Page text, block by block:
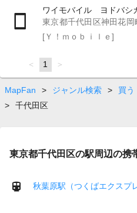
ワイモバイル ヨドバシカ
東京都千代田区神田花岡
[Ｙ！ｍｏｂｉｌｅ]
page
You're
on
page
1 page
MapFan > ジャンル検索 > 買う
>
千代田区
東京都千代田区の駅周辺の携
秋葉原駅（つくばエクスプ